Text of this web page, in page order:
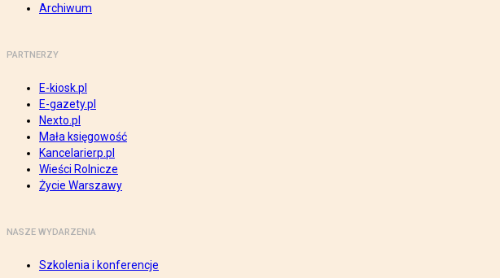
Archiwum
PARTNERZY
E-kiosk.pl
E-gazety.pl
Nexto.pl
Mała księgowość
Kancelarierp.pl
Wieści Rolnicze
Życie Warszawy
NASZE WYDARZENIA
Szkolenia i konferencje